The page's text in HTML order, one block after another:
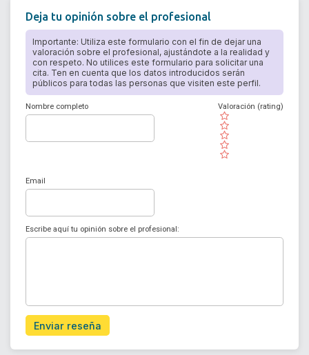
Deja tu opinión sobre el profesional
Importante: Utiliza este formulario con el fin de dejar una
valoración sobre el profesional, ajustándote a la realidad y
con respeto. No utilices este formulario para solicitar una
cita. Ten en cuenta que los datos introducidos serán
públicos para todas las personas que visiten este perfil.
Nombre completo
( )
( )
( )
( )
( )
Valoración (rating)
Email
Escribe aquí tu opinión sobre el profesional:
Enviar reseña